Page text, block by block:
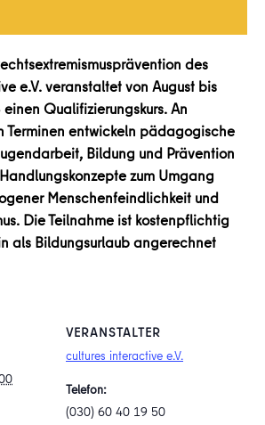
des
e.V. veranstaltet von August bis
Qualifizierungskurs. An
Terminen entwickeln pädagogische
Bildung und Prävention
zum Umgang
Menschenfeindlichkeit und
Die Teilnahme ist kostenpflichtig
als Bildungsurlaub angerechnet
VERANSTALTER
cultures interactive e.V.
Telefon:
(030) 60 40 19 50